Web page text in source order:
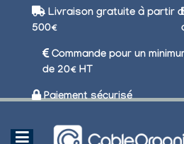
Livraison gratuite à partir
500€
Commande pour un
de 20€ HT
Paiement sécurisé